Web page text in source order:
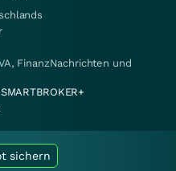
FinanzNachrichten und
SMARTBROKER+
sichern